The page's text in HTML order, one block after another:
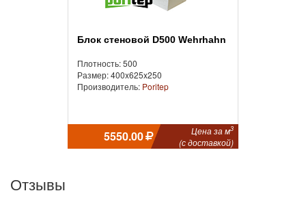
Блок стеновой D500 Wehrhahn
Плотность: 500
Размер: 400x625x250
Производитель: Poritep
5550.00 Цена за м3
(с доставкой)
Отзывы